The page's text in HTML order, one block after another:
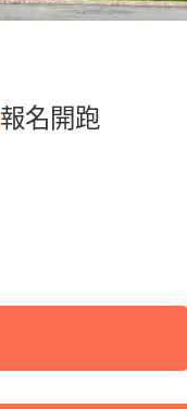
報名開跑